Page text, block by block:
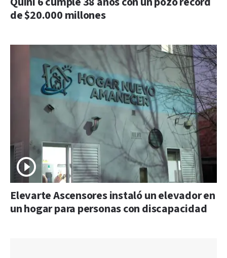
de $20.000 millones
Elevarte Ascensores instaló un elevador en
un hogar para personas con discapacidad